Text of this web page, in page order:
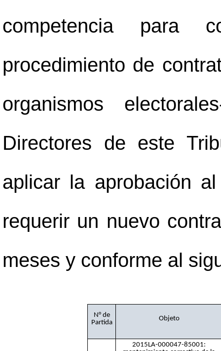
competencia para
procedimiento de
organismos
Directores de este
aplicar la aprobación
requerir un nuevo
meses y conforme al
N° de
Partida
Objeto
2015LA-000047-85001: